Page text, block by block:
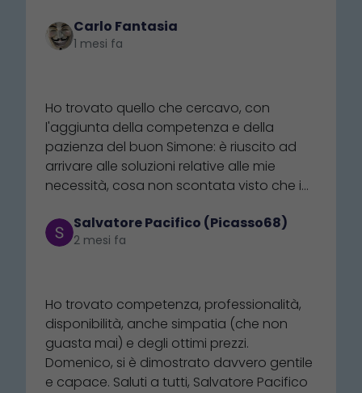
mettere su uno store a 5 stelle e più
Carlo Fantasia
1 mesi fa
Ho trovato quello che cercavo, con
l'aggiunta della competenza e della
pazienza del buon Simone: è riuscito ad
arrivare alle soluzioni relative alle mie
necessità, cosa non scontata visto che i
poco professionali e menefreghisti. E
stiamo parlando di poche decine d'euro:
quanto non ha impedito a chi
rappresentava l'altra società di essere
particolarmente antipatica. Tra l'altro
aspettando 2 settimane per NON avere i
prodotti trovati in questo negozio... Se si
Salvatore Pacifico (Picasso68)
2 mesi fa
Ho trovato competenza, professionalità,
disponibilità, anche simpatia (che non
guasta mai) e degli ottimi prezzi.
Domenico, si è dimostrato davvero gentile
e capace. Saluti a tutti, Salvatore Pacifico